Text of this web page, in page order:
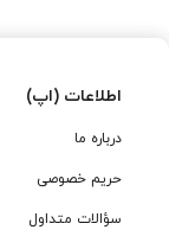
اطلاعات (اپ)
درباره ما
حریم خصوصی
سؤالات متداول